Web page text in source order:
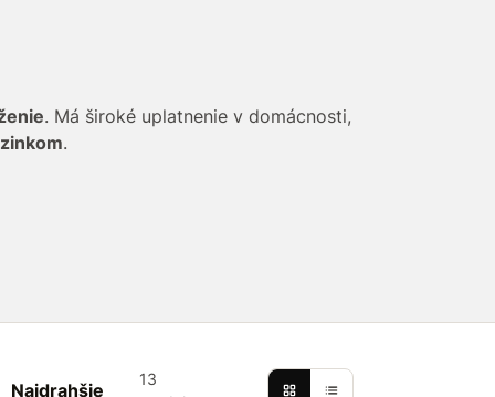
. Má široké uplatnenie v domácnosti,
.
Najdrahšie
13